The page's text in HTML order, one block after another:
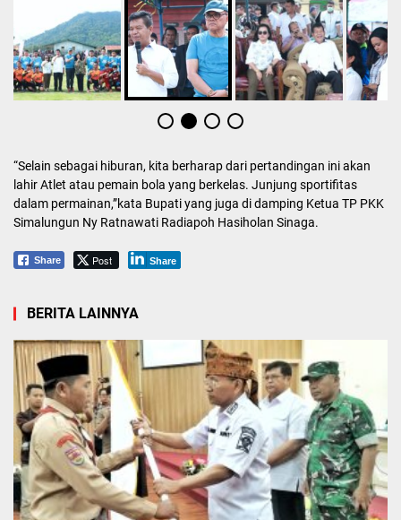
“Selain sebagai hiburan, kita berharap dari pertandingan ini akan
lahir Atlet atau pemain bola yang berkelas. Junjung sportifitas
dalam permainan,”kata Bupati yang juga di damping Ketua TP PKK
Simalungun Ny Ratnawati Radiapoh Hasiholan Sinaga.
Share Post Share
BERITA LAINNYA